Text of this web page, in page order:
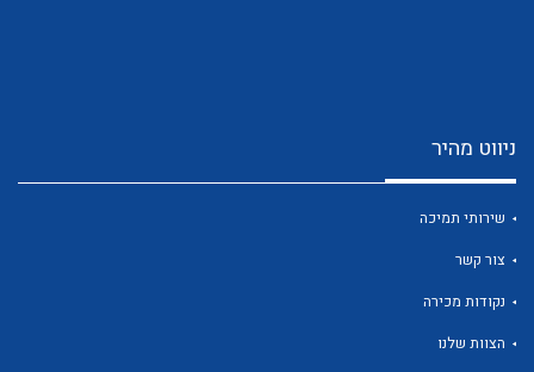
לכל מוצרי היצרן
ניווט מהיר
שירותי תמיכה
צור קשר
נקודות מכירה
הצוות שלנו